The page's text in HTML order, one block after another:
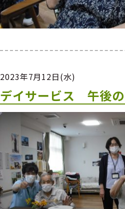
2023年7月12日(水)
デイサービス 午後